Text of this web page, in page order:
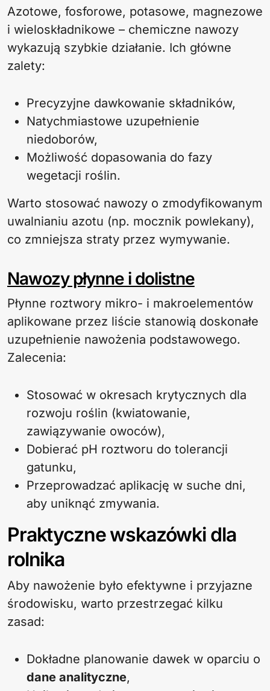
Azotowe, fosforowe, potasowe, magnezowe
i wieloskładnikowe – chemiczne nawozy
wykazują szybkie działanie. Ich główne
zalety:
Precyzyjne dawkowanie składników,
Natychmiastowe uzupełnienie
niedoborów,
Możliwość dopasowania do fazy
wegetacji roślin.
Warto stosować nawozy o zmodyfikowanym
uwalnianiu azotu (np. mocznik powlekany),
co zmniejsza straty przez wymywanie.
Nawozy płynne i dolistne
Płynne roztwory mikro- i makroelementów
aplikowane przez liście stanowią doskonałe
uzupełnienie nawożenia podstawowego.
Zalecenia:
Stosować w okresach krytycznych dla
rozwoju roślin (kwiatowanie,
zawiązywanie owoców),
Dobierać pH roztworu do tolerancji
gatunku,
Przeprowadzać aplikację w suche dni,
aby uniknąć zmywania.
Praktyczne wskazówki dla
rolnika
Aby nawożenie było efektywne i przyjazne
środowisku, warto przestrzegać kilku
zasad:
Dokładne planowanie dawek w oparciu o
dane analityczne,